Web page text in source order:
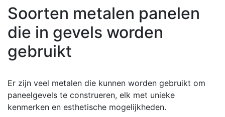
Soorten metalen panelen
die in gevels worden
gebruikt
Er zijn veel metalen die kunnen worden gebruikt om
paneelgevels te construeren, elk met unieke
kenmerken en esthetische mogelijkheden.